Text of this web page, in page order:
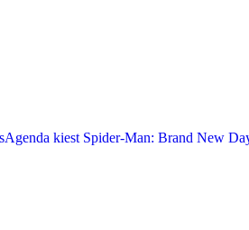
kiest Spider-Man: Brand New